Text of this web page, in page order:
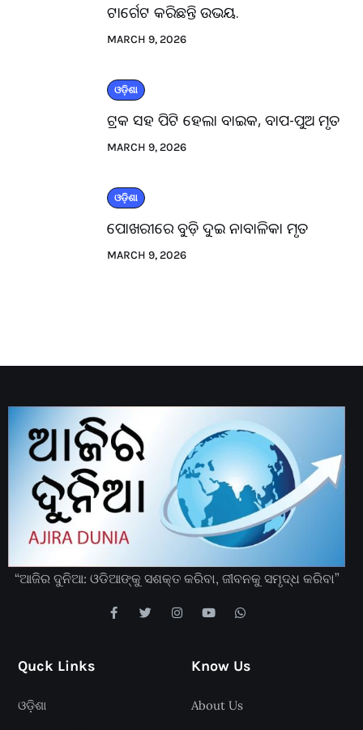
ଟାର୍ଗେଟ କରିଛନ୍ତି ଉଭୟ.
MARCH 9, 2026
ଓଡ଼ିଶା
ଟ୍ରକ ସହ ପିଟି ହେଲା ବାଇକ, ବାପ-ପୁଅ ମୃତ
MARCH 9, 2026
ଓଡ଼ିଶା
ପୋଖରୀରେ ବୁଡ଼ି ଦୁଇ ନାବାଳିକା ମୃତ
MARCH 9, 2026
“ଆଜିର ଦୁନିଆ: ଓଡିଆଙ୍କୁ ସଶକ୍ତ କରିବା, ଜୀବନକୁ ସମୃଦ୍ଧ କରିବା”
Quck Links
ଓଡ଼ିଶା
Know Us
About Us